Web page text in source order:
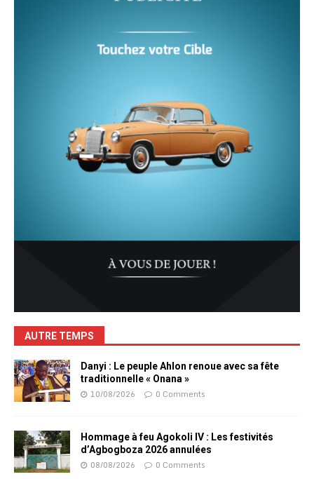
AUTRE TEMPS
Danyi : Le peuple Ahlon renoue avec sa fête
traditionnelle « Onana »
10/08/2026 0 Comments
Hommage à feu Agokoli IV : Les festivités
d’Agbogboza 2026 annulées
08/08/2026 0 Comments